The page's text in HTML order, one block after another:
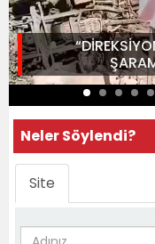
Neler Söylendi?
Site